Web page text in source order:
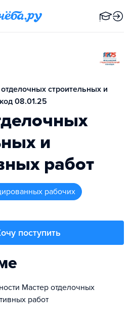
строительных и
08.01.25
и
работ
рабочих
поступить
Мастер отделочных
работ